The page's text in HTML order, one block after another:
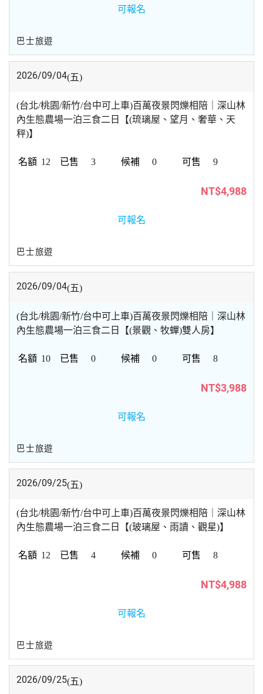
可報名
巴士旅遊
2026/09/04(五)
(台北/桃園/新竹/台中可上車)百萬夜景閃爍相陪｜深山林
內生態農場一泊三食二日【(琉璃屋、望月、奢華、天
秤)】
12 3 0 9
NT$4,988
可報名
巴士旅遊
2026/09/04(五)
(台北/桃園/新竹/台中可上車)百萬夜景閃爍相陪｜深山林
內生態農場一泊三食二日【(景觀、牧蟬)雙人房】
10 0 0 8
NT$3,988
可報名
巴士旅遊
2026/09/25(五)
(台北/桃園/新竹/台中可上車)百萬夜景閃爍相陪｜深山林
內生態農場一泊三食二日【(玻璃屋、雨讀、觀星)】
12 4 0 8
NT$4,988
可報名
巴士旅遊
2026/09/25(五)